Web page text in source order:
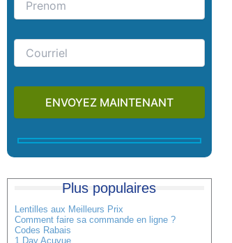
Plus populaires
Lentilles aux Meilleurs Prix
Comment faire sa commande en ligne ?
Codes Rabais
1 Day Acuvue